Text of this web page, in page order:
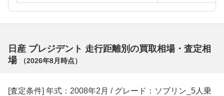
日産 プレジデント 走行距離別の買取相場・査定相
場
（2026年8月 時点）
[査定条件] 年式：2008年2月 / グレード：ソブリン_5人乗